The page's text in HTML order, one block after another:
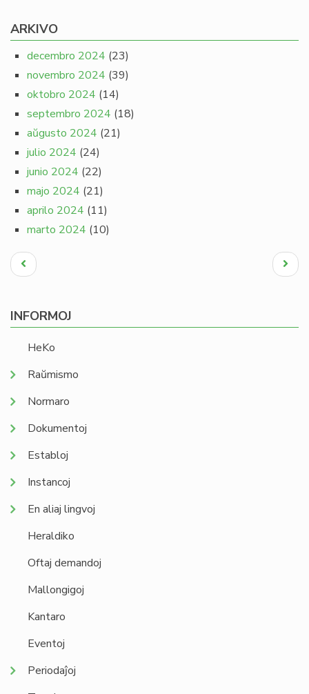
ARKIVO
decembro 2024 (23)
novembro 2024 (39)
oktobro 2024 (14)
septembro 2024 (18)
aŭgusto 2024 (21)
julio 2024 (24)
junio 2024 (22)
majo 2024 (21)
aprilo 2024 (11)
marto 2024 (10)
Pagination
Antaŭa
paĝo
Next
page
INFORMOJ
HeKo
Raŭmismo
Normaro
Dokumentoj
Establoj
Instancoj
En aliaj lingvoj
Heraldiko
Oftaj demandoj
Mallongigoj
Kantaro
Eventoj
Periodaĵoj